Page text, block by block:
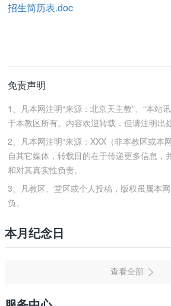
招生简历表.doc
免责声明
1、凡本网注明“来源：北京天主教”、“本站
于本教区所有。内容欢迎转载，但请注明出处
2、凡本网注明“来源：XXX（非本教区或本
自其它媒体，转载目的在于传递更多信息，
和对其真实性负责。
3、凡教区、堂区或个人投稿，版权虽属本
负。
本月纪念日